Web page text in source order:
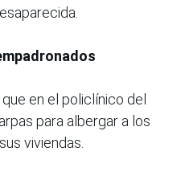
en el policlínico del
para albergar a los
viviendas.